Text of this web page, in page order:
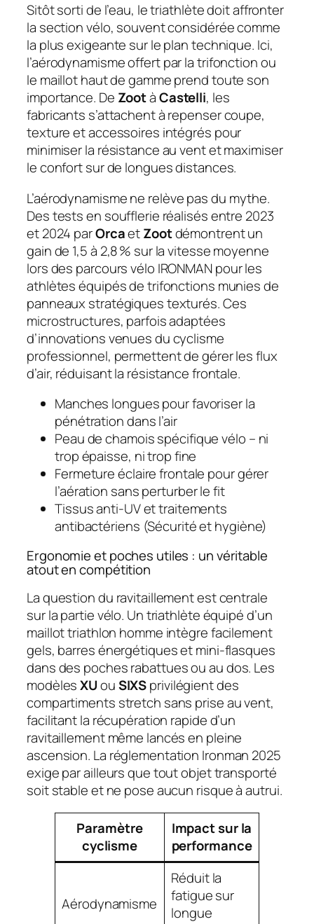
Sitôt sorti de l’eau, le triathlète doit affronter
la section vélo, souvent considérée comme
la plus exigeante sur le plan technique. Ici,
l’aérodynamisme offert par la trifonction ou
le maillot haut de gamme prend toute son
importance. De ZootàCastelli, les
fabricants s’attachent à repenser coupe,
texture et accessoires intégrés pour
minimiser la résistance au vent et maximiser
le confort sur de longues distances.
L’aérodynamisme ne relève pas du mythe.
Des tests en soufflerie réalisés entre 2023
et 2024 parOrcaetZootdémontrent un
gain de 1,5 à 2,8 % sur la vitesse moyenne
lors des parcours vélo IRONMAN pour les
athlètes équipés de trifonctions munies de
panneaux stratégiques texturés. Ces
microstructures, parfois adaptées
d’innovations venues du cyclisme
professionnel, permettent de gérer les flux
d’air, réduisant la résistance frontale.
Manches longues pour favoriser la
pénétration dans l’air
Peau de chamois spécifique vélo – ni
trop épaisse, ni trop fine
Fermeture éclaire frontale pour gérer
l’aération sans perturber le fit
Tissus anti-UV et traitements
antibactériens (Sécurité et hygiène)
Ergonomie et poches utiles : un véritable
atout en compétition
La question du ravitaillement est centrale
sur la partie vélo. Un triathlète équipé d’un
maillot triathlon homme intègre facilement
gels, barres énergétiques et mini-flasques
dans des poches rabattues ou au dos. Les
modèlesXUouSIXSprivilégient des
compartiments stretch sans prise au vent,
facilitant la récupération rapide d’un
ravitaillement même lancés en pleine
ascension. La réglementation Ironman 2025
exige par ailleurs que tout objet transporté
soit stable et ne pose aucun risque à autrui.
Paramètre
cyclisme
Impact sur la
performance
Aérodynamisme
Réduit la
fatigue sur
longue